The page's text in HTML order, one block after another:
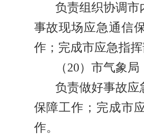
负责组织协调市
事故现场应急通信
作；完成市应急指
（20）市气象局
负责做好事故应
保障工作；完成市
作。